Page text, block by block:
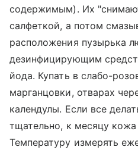
содержимым). Их
салфеткой, а потом
расположения пузырька
дезинфицирующим
йода. Купать в слабо-
марганцовки, отварах
календулы. Если все
тщательно, к месяцу
Температуру измерять